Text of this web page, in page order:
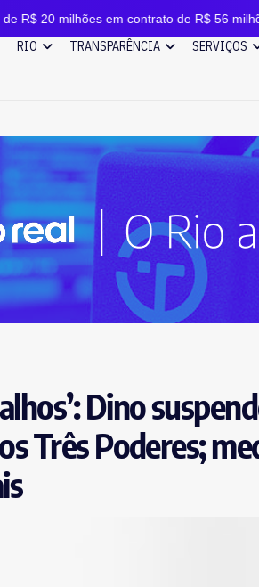
em contrato de R$ 56 milhões
RIO TRANSPARÊNCIA SERVIÇOS
Dino
Três Poderes;